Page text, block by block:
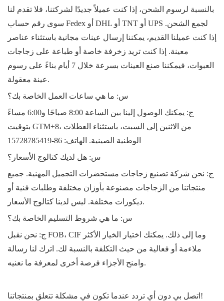
بالنسبة لرسوم الشحن، إذا كنت عميلاً جديدًا لشركتنا، فلا تقدم لنا
سوى رقم حساب Fedex أو DHL أو TNT أو UPS لجمع الشحن.
إذا كنت عميلنا القديم، يمكننا إرسال عينات مجانية باستثناء عناصر
معينة. إذا كنت تريد زخرفة خاصة أو طباعة على زجاجات
العبوات، فيمكننا صنع العينات بسرعة خلال 7 أيام بناءً على رسوم
عينة معقولة.
س: ما هي ساعات العمل الخاصة بك؟
ج: يمكنك الوصول إلينا بين الساعة 8:00 صباحًا و6:00 مساءً
بتوقيت GTM+8، من الاثنين إلى السبت، باستثناء العطلات
الوطنية الصينية. الهاتف: 86-15728785419
س: هل لديك كتالوج الأسعار؟
ج: نحن شركة تصنيع زجاجات مستحضرات التجميل المهنية. جميع
منتجاتنا من الزجاجات مصنوعة بأوزان مختلفة وطلبات فنية أو
ديكورات مختلفة. ليس لدينا كتالوج الأسعار.
س: ما هي شروط التسليم الخاصة بك؟
ج: نحن نقبل FOB، CIF وما إلى ذلك. يمكنك اختيار الخيار الأكثر
ملاءمة أو فعالية من حيث التكلفة بالنسبة لك. اترك لنا رسالة
وامنح الأجزاء فرصة أخرى لمعرفة ما نعنيه.
اتصل بي دون أي تردد عندما تكون في مشكلة تتعلق بمنتجاتنا!